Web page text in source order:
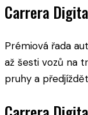
Carrera
Prémiová řada
až šesti vozů na
pruhy a